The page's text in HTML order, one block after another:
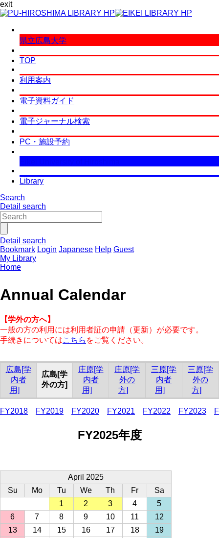
exit
県立広島大学
TOP
利用案内
電子資料ガイド
電子ジャーナル検索
PC・施設予約
Library
Search
Detail search
Detail search
Bookmark Login Japanese Help Guest
My Library
Home
Annual Calendar
【学外の方へ】
一般の方の利用には利用者証の申請（更新）が必要です。
手続きについてはこちら をご覧ください。
広島[学
内者
用]
広島[学
外の方]
庄原[学
内者
用]
庄原[学
外の
方]
三原[学
内者
用]
三原[学
外の
方]
FY2018 FY2019 FY2020 FY2021 FY2022 FY2023
FY2025年度
April 2025
Su
Mo Tu We Th Fr
Sa
1
2 3 4
5
6
7 8 9 10 11
12
13
14 15 16 17 18
19